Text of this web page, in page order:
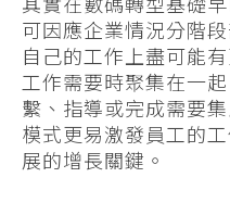
可因應企業情況分階
自己的工作上盡可能
工作需要時聚集在一
繫、指導或完成需要
模式更易激發員工的
展的增長關鍵。